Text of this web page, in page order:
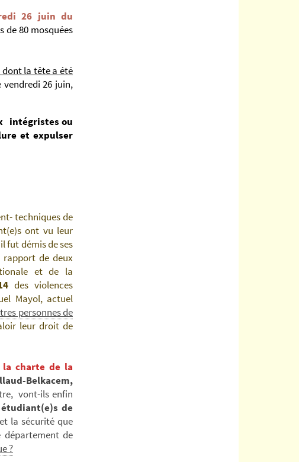
26 juin du
de 80 mosquées
dont la tête a été
vendredi 26 juin,
intégristes ou
et expulser
techniques de
ont vu leur
fut démis de ses
rapport de deux
et de la
des violences
Mayol, actuel
personnes de
leur droit de
la charte de la
Belkacem,
vont-ils enfin
de
la sécurité que
de
?